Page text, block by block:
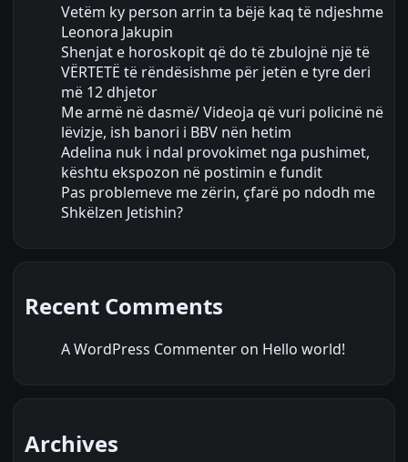
Vetëm ky person arrin ta bëjë kaq të ndjeshme
Leonora Jakupin
Shenjat e horoskopit që do të zbulojnë një të
VËRTETË të rëndësishme për jetën e tyre deri
më 12 dhjetor
Me armë në dasmë/ Videoja që vuri policinë në
lëvizje, ish banori i BBV nën hetim
Adelina nuk i ndal provokimet nga pushimet,
kështu ekspozon në postimin e fundit
Pas problemeve me zërin, çfarë po ndodh me
Shkëlzen Jetishin?
Recent Comments
A WordPress Commenter on Hello world!
Archives